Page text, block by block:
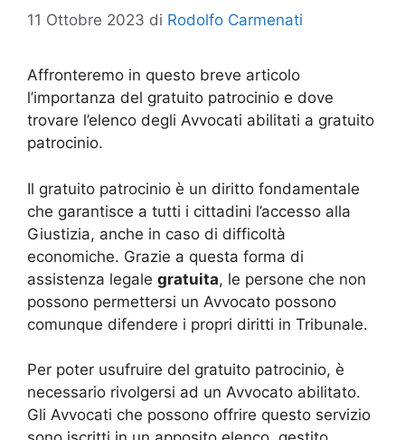
11 Ottobre 2023 di Rodolfo Carmenati
Affronteremo in questo breve articolo
l’importanza del gratuito patrocinio e dove
trovare l’elenco degli Avvocati abilitati a gratuito
patrocinio.
Il gratuito patrocinio è un diritto fondamentale
che garantisce a tutti i cittadini l’accesso alla
Giustizia, anche in caso di difficoltà
economiche. Grazie a questa forma di
assistenza legale gratuita, le persone che non
possono permettersi un Avvocato possono
comunque difendere i propri diritti in Tribunale.
Per poter usufruire del gratuito patrocinio, è
necessario rivolgersi ad un Avvocato abilitato.
Gli Avvocati che possono offrire questo servizio